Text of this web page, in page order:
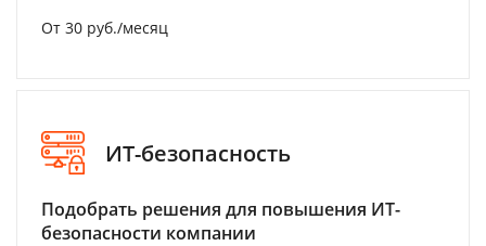
От 30 руб./месяц
ИТ-безопасность
Подобрать решения для повышения ИТ-
безопасности компании